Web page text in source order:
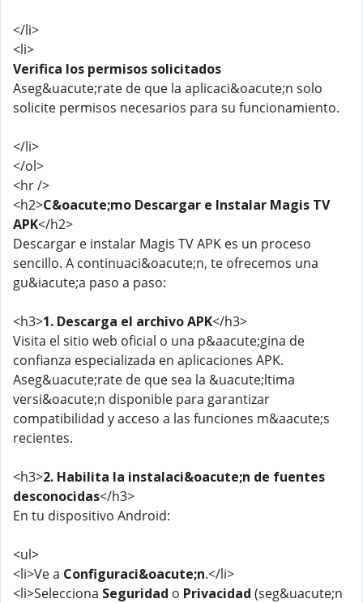
</li>
<li>
Verifica los permisos solicitados
Aseg&uacute;rate de que la aplicaci&oacute;n solo
solicite permisos necesarios para su funcionamiento.
</li>
</ol>
<hr />
<h2>C&oacute;mo Descargar e Instalar Magis TV
APK</h2>
Descargar e instalar Magis TV APK es un proceso
sencillo. A continuaci&oacute;n, te ofrecemos una
gu&iacute;a paso a paso:
<h3>1. Descarga el archivo APK</h3>
Visita el sitio web oficial o una p&aacute;gina de
confianza especializada en aplicaciones APK.
Aseg&uacute;rate de que sea la &uacute;ltima
versi&oacute;n disponible para garantizar
compatibilidad y acceso a las funciones m&aacute;s
recientes.
<h3>2. Habilita la instalaci&oacute;n de fuentes
desconocidas</h3>
En tu dispositivo Android:
<ul>
<li>Ve a Configuraci&oacute;n.</li>
<li>Selecciona Seguridad o Privacidad (seg&uacute;n